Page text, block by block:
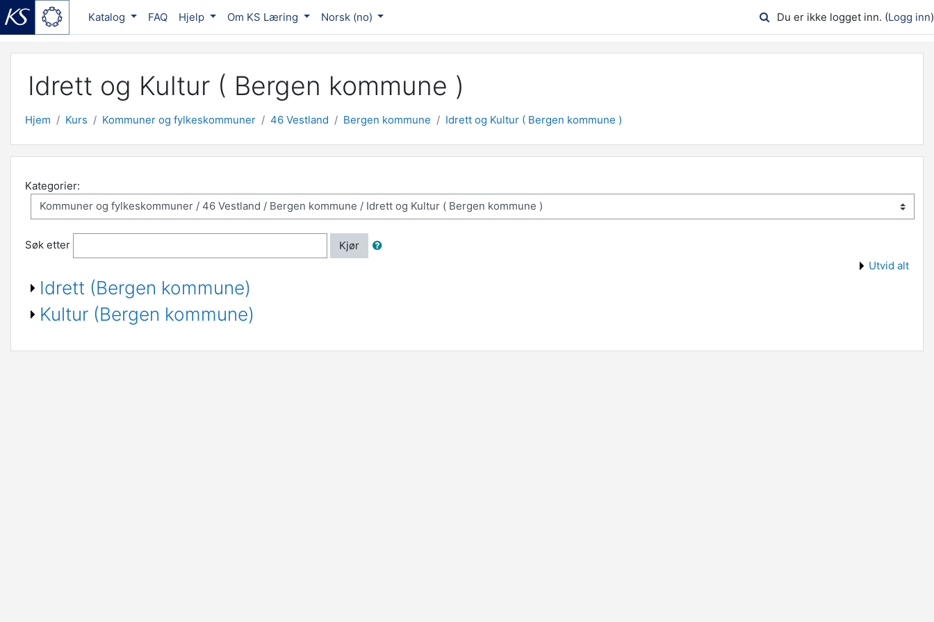
Katalog FAQ Hjelp Om KS Læring Norsk ‎(no)‎ Du er ikke logget inn. (Logg inn)
Idrett og Kultur ( Bergen kommune )
Hjem Kurs Kommuner og fylkeskommuner 46 Vestland Bergen kommune Idrett og Kultur ( Bergen kommune )
Kategorier:
Søk etter
Kjør
Utvid alt
Idrett (Bergen kommune)
Kultur (Bergen kommune)